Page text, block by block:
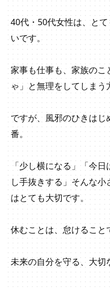
40代・50代女性は、と
いです。
家事も仕事も、家族のこ
ゃ」と無理をしてしまう
ですが、風邪のひきはじ
番。
「少し横になる」「今
し手抜きする」そんな
はとても大切です。
休むことは、怠けること
未来の自分を守る、大切